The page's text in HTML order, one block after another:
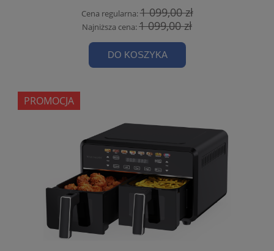
Cena regularna:1 099,00 zł
Najniższa cena:1 099,00 zł
DO KOSZYKA
PROMOCJA